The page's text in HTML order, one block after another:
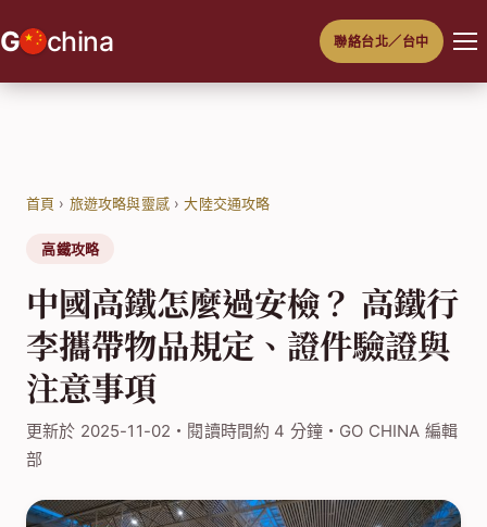
至
G china 聯絡台北／台中
首頁 › 旅遊攻略與靈感›大陸交通攻略
高鐵攻略
中國高鐵怎麼過安檢？ 高鐵行
李攜帶物品規定、證件驗證與
注意事項
更新於 2025-11-02・閱讀時間約 4 分鐘・GO CHINA 編輯
部